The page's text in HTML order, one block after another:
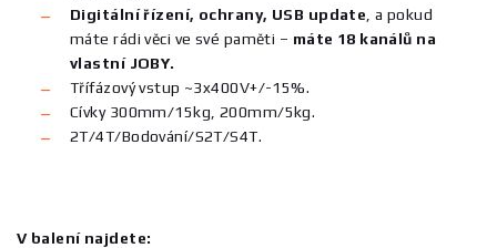
Digitální řízení, ochrany, USB update , a pokud
máte rádi věci ve své paměti – máte 18 kanálů na
vlastní JOBY.
Třífázový vstup ~3x400V+/-15%.
Cívky 300mm/15kg, 200mm/5kg.
2T/4T/Bodování/S2T/S4T.
V balení najdete: